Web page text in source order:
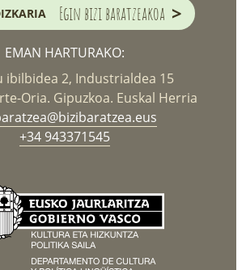
Egin bizi baratzeakoa >
EMAN HARTURAKO:
ibilbidea 2, Industrialdea 15
Oria. Gipuzkoa. Euskal Herria
+34 943371545